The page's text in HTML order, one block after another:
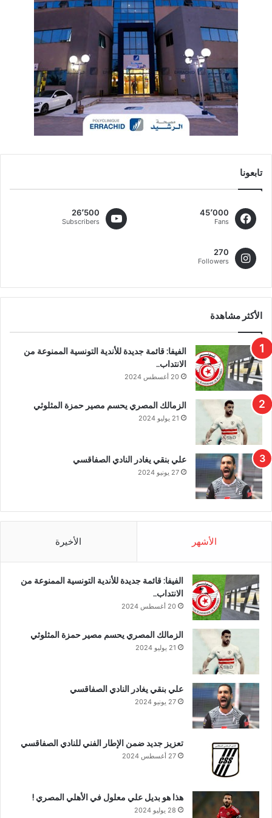
تابعونا
45٬000
Fans
26٬500
Subscribers
270
Followers
الأكثر مشاهدة
الفيفا: قائمة جديدة للأندية التونسية الممنوعة من
الانتداب..
20 أغسطس 2024
الزمالك المصري يحسم مصير حمزة المثلوثي
21 يوليو 2024
علي بنقي يغادر النادي الصفاقسي
27 يونيو 2024
الأشهر الأخيرة
الفيفا: قائمة جديدة للأندية التونسية الممنوعة من
الانتداب..
20 أغسطس 2024
الزمالك المصري يحسم مصير حمزة المثلوثي
21 يوليو 2024
علي بنقي يغادر النادي الصفاقسي
27 يونيو 2024
تعزيز جديد ضمن الإطار الفني للنادي الصفاقسي
27 أغسطس 2024
هذا هو بديل علي معلول في الأهلي المصري !
28 يوليو 2024